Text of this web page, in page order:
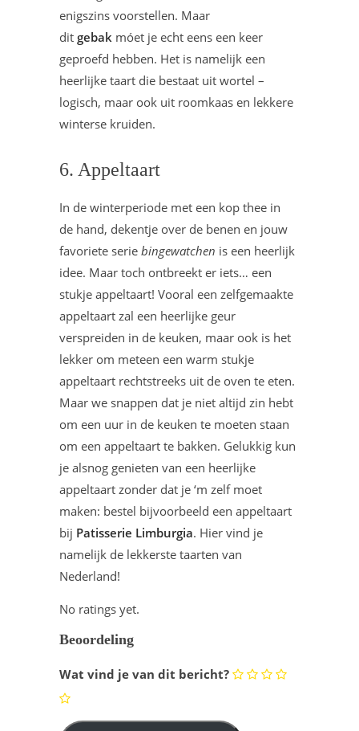
enigszins voorstellen. Maar
dit gebak móet je echt eens een keer
geproefd hebben. Het is namelijk een
heerlijke taart die bestaat uit wortel –
logisch, maar ook uit roomkaas en lekkere
winterse kruiden.
6. Appeltaart
In de winterperiode met een kop thee in
de hand, dekentje over de benen en jouw
favoriete serie bingewatchen is een heerlijk
idee. Maar toch ontbreekt er iets… een
stukje appeltaart! Vooral een zelfgemaakte
appeltaart zal een heerlijke geur
verspreiden in de keuken, maar ook is het
lekker om meteen een warm stukje
appeltaart rechtstreeks uit de oven te eten.
Maar we snappen dat je niet altijd zin hebt
om een uur in de keuken te moeten staan
om een appeltaart te bakken. Gelukkig kun
je alsnog genieten van een heerlijke
appeltaart zonder dat je ‘m zelf moet
maken: bestel bijvoorbeeld een appeltaart
bij Patisserie Limburgia. Hier vind je
namelijk de lekkerste taarten van
Nederland!
No ratings yet.
Beoordeling
Wat vind je van dit bericht?